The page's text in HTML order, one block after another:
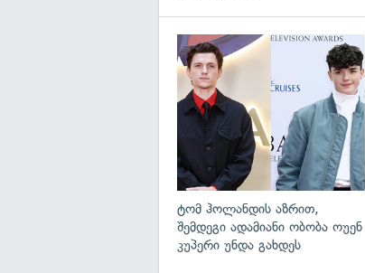
ტომ ჰოლანდის აზრით,
შემდეგი ადამიანი ობობა ოუენ
კუპერი უნდა გახდეს